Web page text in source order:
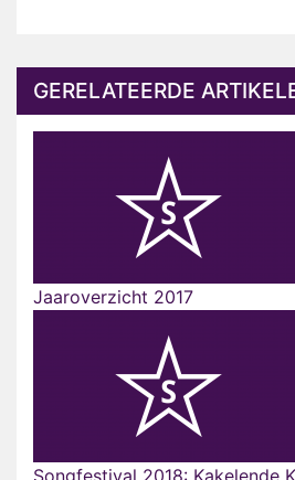
GERELATEERDE
Jaaroverzicht 2017